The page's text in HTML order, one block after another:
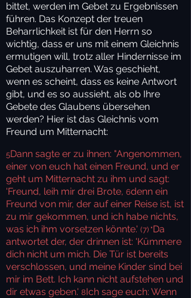
bittet, werden im Gebet zu Ergebnissen
führen. Das Konzept der treuen
Beharrlichkeit ist für den Herrn so
wichtig, dass er uns mit einem Gleichnis
ermutigen will, trotz aller Hindernisse im
Gebet auszuharren. Was geschieht,
wenn es scheint, dass es keine Antwort
gibt, und es so aussieht, als ob Ihre
Gebete des Glaubens übersehen
werden? Hier ist das Gleichnis vom
Freund um Mitternacht:
5Dann sagte er zu ihnen: "Angenommen,
einer von euch hat einen Freund, und er
geht um Mitternacht zu ihm und sagt:
'Freund, leih mir drei Brote, 6denn ein
Freund von mir, der auf einer Reise ist, ist
zu mir gekommen, und ich habe nichts,
was ich ihm vorsetzen könnte.' (7) "Da
antwortet der, der drinnen ist: 'Kümmere
dich nicht um mich. Die Tür ist bereits
verschlossen, und meine Kinder sind bei
mir im Bett. Ich kann nicht aufstehen und
dir etwas geben.' 8Ich sage euch: Wenn